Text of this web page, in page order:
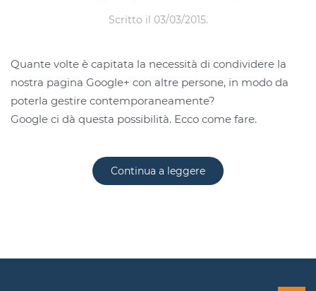
Scritto il 03/03/2015.
Quante volte è capitata la necessità di condividere la
nostra pagina Google+ con altre persone, in modo da
poterla gestire contemporaneamente?
Google ci dà questa possibilità. Ecco come fare.
Continua a leggere